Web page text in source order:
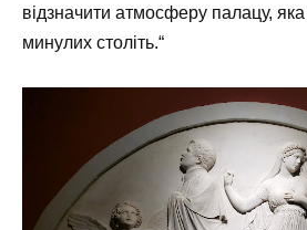
відзначити атмосферу палацу,
минулих століть.“